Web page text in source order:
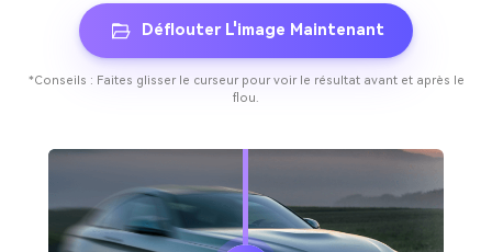
Déflouter L'image Maintenant
*Conseils : Faites glisser le curseur pour voir le résultat avant et après le
flou.